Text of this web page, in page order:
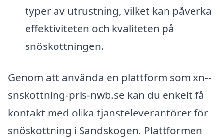
typer av utrustning, vilket kan påverka
effektiviteten och kvaliteten på
snöskottningen.
Genom att använda en plattform som xn--
snskottning-pris-nwb.se kan du enkelt få
kontakt med olika tjänsteleverantörer för
snöskottning i Sandskogen. Plattformen